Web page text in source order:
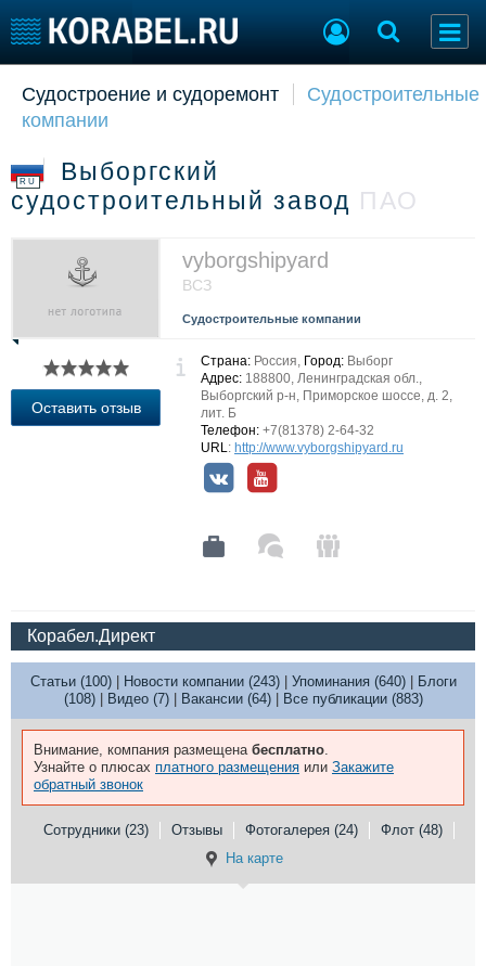
Судостроение
Пульс
Компании
Репутация
Крюинг
Журнал
Реклама
Торговая площадка
Оборудование
Изделия
Услуги
Конференции
Выставки и семинары
Личности
Флот
Галерея флота
Форум
Отзывы
Все службы
Судостроение и судоремонт
Судостроительные
компании
RU
Выборгский
судостроительный завод ПАО
vyborgshipyard
ВСЗ
Судостроительные компании
Оставить отзыв
Страна: Россия, Город: Выборг
Адрес: 188800, Ленинградская обл.,
Выборгский р-н, Приморское шоссе, д. 2,
лит. Б
Телефон: +7(81378) 2-64-32
URL: http://www.vyborgshipyard.ru
Корабел.Директ
Статьи (100)| Новости компании (243)| Упоминания (640)|
Блоги
(108)| Видео (7)| Вакансии (64)| Все публикации (883)
Внимание, компания размещена бесплатно.
Узнайте о плюсах платного размещения или Закажите
обратный звонок
Сотрудники (23) Отзывы Фотогалерея (24)
Флот (48)
На карте